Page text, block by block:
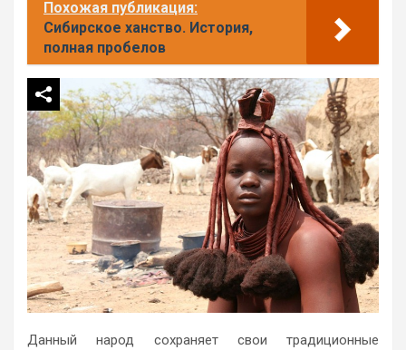
Похожая публикация:
Сибирское ханство. История,
полная пробелов
Данный народ сохраняет свои традиционные